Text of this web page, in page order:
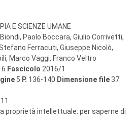
E SCIENZE UMANE
Paolo Boccara, Giulio Corrivetti,
Ferracuti, Giuseppe Nicolò,
Marco Vaggi, Franco Veltro
Fascicolo 2016/1
5 P. 136-140 Dimensione file 37
proprietà intellettuale: per saperne di